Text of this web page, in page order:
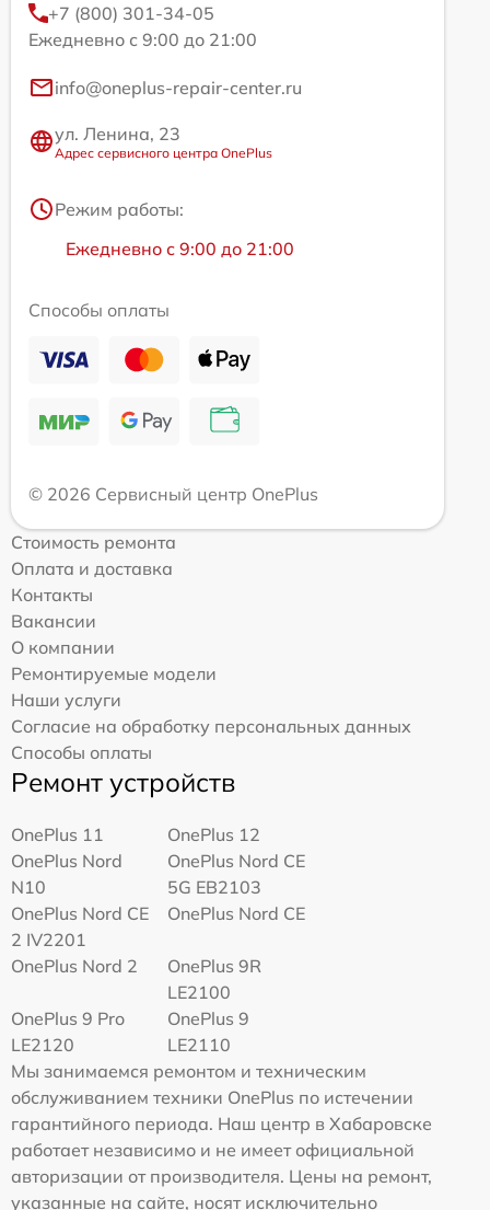
+7 (800) 301-34-05
Ежедневно с 9:00 до 21:00
info@oneplus-repair-center.ru
ул. Ленина, 23
Адрес сервисного центра OnePlus
Режим работы:
Ежедневно с 9:00 до 21:00
Способы оплаты
© 2026 Сервисный центр OnePlus
Стоимость ремонта
Оплата и доставка
Контакты
Вакансии
О компании
Ремонтируемые модели
Наши услуги
Согласие на обработку персональных данных
Способы оплаты
Ремонт устройств
OnePlus 11
OnePlus 12
OnePlus Nord
N10
OnePlus Nord CE
5G EB2103
OnePlus Nord CE
2 IV2201
OnePlus Nord CE
OnePlus Nord 2
OnePlus 9R
LE2100
OnePlus 9 Pro
LE2120
OnePlus 9
LE2110
Мы занимаемся ремонтом и техническим
обслуживанием техники OnePlus по истечении
гарантийного периода. Наш центр в Хабаровске
работает независимо и не имеет официальной
авторизации от производителя. Цены на ремонт,
указанные на сайте, носят исключительно